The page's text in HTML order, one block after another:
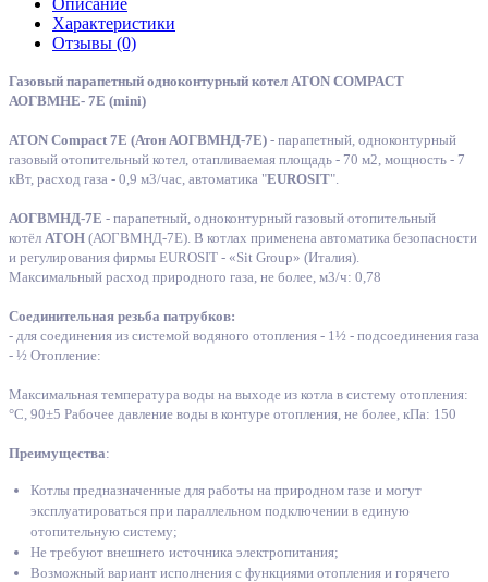
Характеристики
Отзывы (0)
Газовый парапетный одноконтурный котел ATON COMPACT
АОГВМНЕ- 7Е (mini)
ATON Compact 7Е (Атон АОГВМНД-7Е) - парапетный, одноконтурный
газовый отопительный котел, отапливаемая площадь - 70 м2, мощность - 7
кВт, расход газа - 0,9 м3/час, автоматика "EUROSIT".
АОГВМНД-7Е - парапетный, одноконтурный газовый отопительный
котёл АТОН (АОГВМНД-7Е). В котлах применена автоматика безопасности
и регулирования фирмы EUROSIT - «Sit Group» (Италия).
Максимальный расход природного газа, не более, м3/ч: 0,78
Соединительная резьба патрубков:
- для соединения из системой водяного отопления - 1½ - подсоединения газа
- ½ Отопление:
Максимальная температура воды на выходе из котла в систему отопления:
°С, 90±5 Рабочее давление воды в контуре отопления, не более, кПа: 150
Преимущества:
Котлы предназначенные для работы на природном газе и могут
эксплуатироваться при параллельном подключении в единую
отопительную систему;
Не требуют внешнего источника электропитания;
Возможный вариант исполнения с функциями отопления и горячего